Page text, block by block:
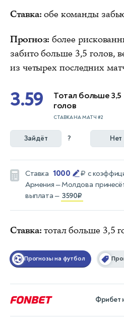
Ставка: обе команды
Прогноз: более
забито больше 3,5 голов,
из четырех последних
3.59
Тотал больше 3,5
голов
СТАВКА НА МАТЧ #2
Зайдёт ? Нет
Ставка 1000 ₽ с
Армения — Молдова
выплата — 3590₽
Ставка: тотал больше 3,5
Прогнозы на футбол
Фрибет